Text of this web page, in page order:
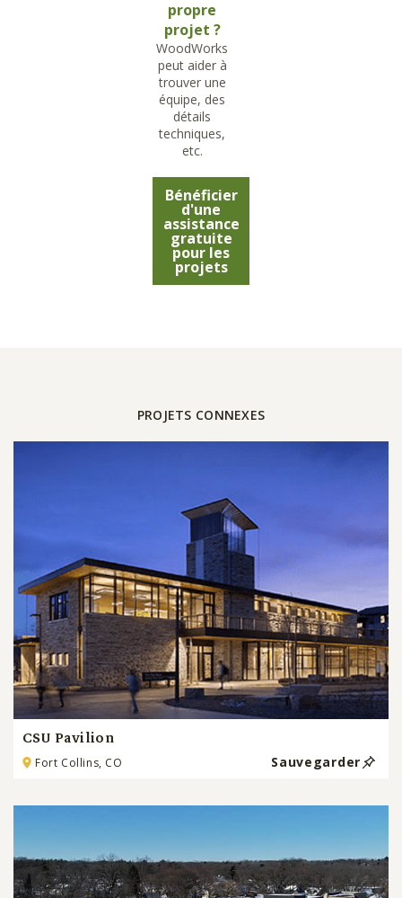
propre
projet ?
WoodWorks
peut aider à
trouver une
équipe, des
détails
techniques,
etc.
Bénéficier
d'une
assistance
gratuite
pour les
projets
PROJETS CONNEXES
CSU Pavilion
Fort Collins, CO Sauvegarder